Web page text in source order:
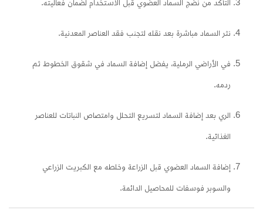
نثر السماد مباشرة بعد نقله لتجنب فقد العناصر المعدنية.
في الأراضي الرملية، يفضل إضافة السماد في شقوق الخطوط ثم
ردمه.
الري بعد إضافة السماد لتسريع التحلل وامتصاص النباتات للعناصر
الغذائية.
إضافة السماد العضوي قبل الزراعة وخلطه مع الكبريت الزراعي
والسوبر فوسفات للمحاصيل الدائمة.